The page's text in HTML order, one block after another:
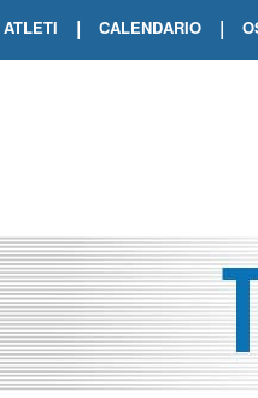
ATLETI | CALENDARIO |